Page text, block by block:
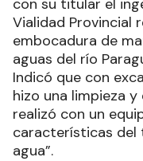
con su titular el
Vialidad Provincial
embocadura de
aguas del río
Indicó que con
hizo una limpieza
realizó con un
características del
agua”.